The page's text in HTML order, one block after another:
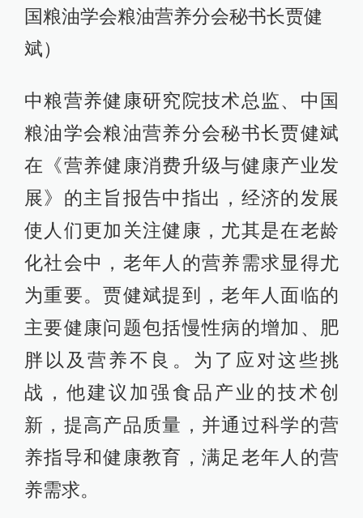
国粮油学会粮油营养分会秘书长贾健
斌）
中粮营养健康研究院技术总监、中国
粮油学会粮油营养分会秘书长贾健斌
在《营养健康消费升级与健康产业发
展》的主旨报告中指出，经济的发展
使人们更加关注健康，尤其是在老龄
化社会中，老年人的营养需求显得尤
为重要。贾健斌提到，老年人面临的
主要健康问题包括慢性病的增加、肥
胖以及营养不良。为了应对这些挑
战，他建议加强食品产业的技术创
新，提高产品质量，并通过科学的营
养指导和健康教育，满足老年人的营
养需求。